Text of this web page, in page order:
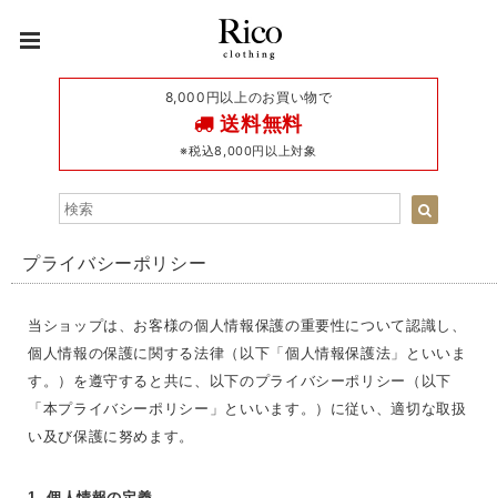
8,000円以上のお買い物で
送料無料
※税込8,000円以上対象
プライバシーポリシー
当ショップは、お客様の個人情報保護の重要性について認識し、
個人情報の保護に関する法律（以下「個人情報保護法」といいま
す。）を遵守すると共に、以下のプライバシーポリシー（以下
「本プライバシーポリシー」といいます。）に従い、適切な取扱
い及び保護に努めます。